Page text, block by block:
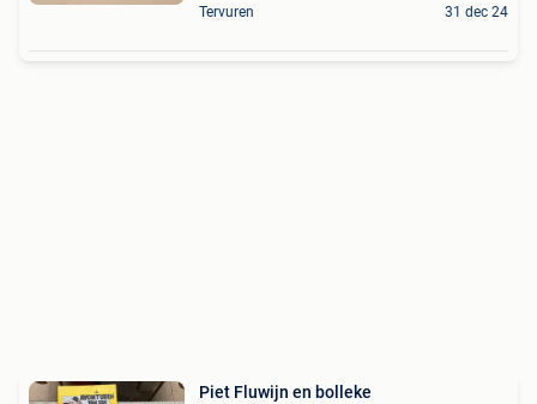
Tervuren 31 dec 24
Piet Fluwijn en bolleke